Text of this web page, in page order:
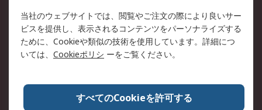
RSについて
会社概要
採用情報
プレスリリース＆お知ら
コーポレートサイト
全世界のRS
RSの歴史
ESGへの取り組み（英語）
認証について
当社のウェブサイトでは、閲覧やご注文の際により良いサー
ビスを提供し、表示されるコンテンツをパーソナライズする
ために、Cookieや類似の技術を使用しています。詳細につ
いては、 Cookieポリシ ーをご覧ください。
すべてのCookieを許可する